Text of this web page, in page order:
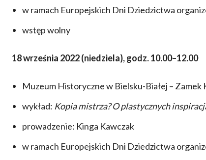
w ramach Europejskich Dni Dziedzictwa
wstęp wolny
18 września 2022 (niedziela), godz. 10.00–12.00
Muzeum Historyczne w Bielsku-Białej – Zamek
wykład: Kopia mistrza? O plastycznych
prowadzenie: Kinga Kawczak
w ramach Europejskich Dni Dziedzictwa